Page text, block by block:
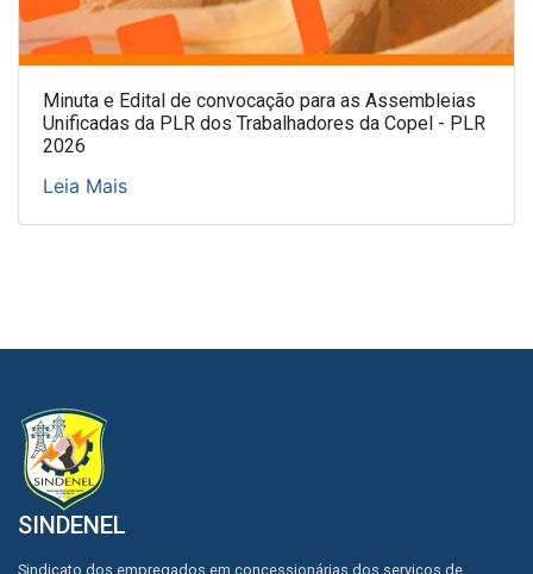
Minuta e Edital de convocação para as Assembleias
Unificadas da PLR dos Trabalhadores da Copel - PLR
2026
Leia Mais
SINDENEL
Sindicato dos empregados em concessionárias dos serviços de